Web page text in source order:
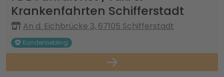
Krankenfahrten Schifferstadt
An d. Eichbrücke 3, 67105 Schifferstadt
Kundenliebling